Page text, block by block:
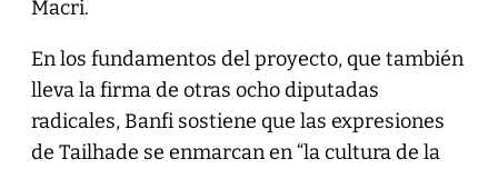
Macri.
En los fundamentos del proyecto, que también
lleva la firma de otras ocho diputadas
radicales, Banfi sostiene que las expresiones
de Tailhade se enmarcan en “la cultura de la